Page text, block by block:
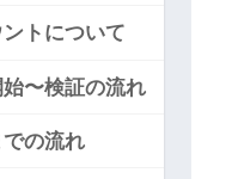
トについて
〜検証の流れ
の流れ